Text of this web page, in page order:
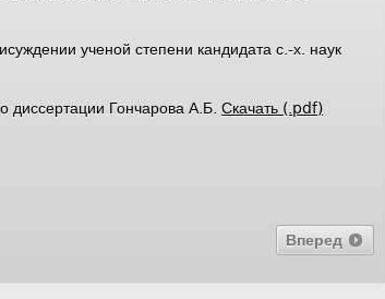
ученой степени кандидата с.-х. наук
диссертации Гончарова А.Б.Скачать (.pdf)
Вперед